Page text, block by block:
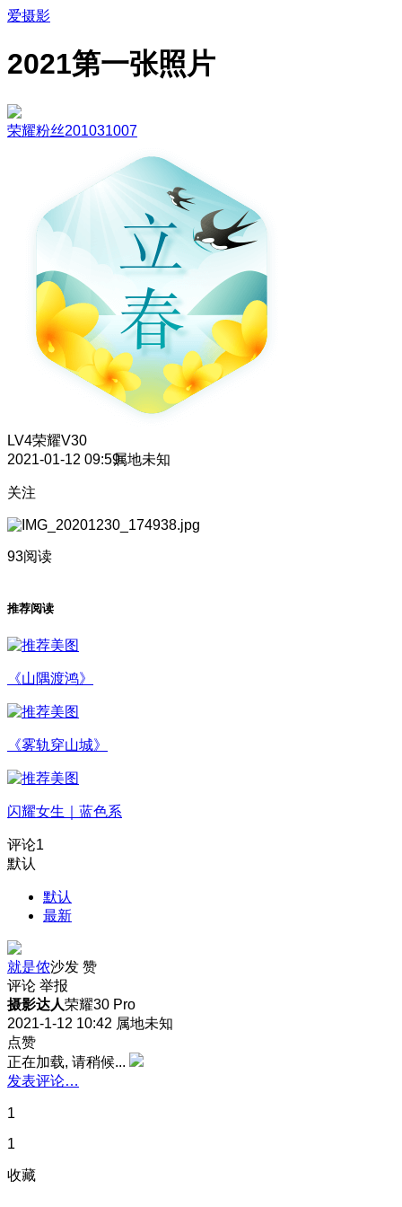
爱摄影
2021第一张照片
荣耀粉丝201031007
LV4荣耀V30
2021-01-12 09:59属地未知
关注
93阅读
推荐阅读
《山隅渡鸿》
《雾轨穿山城》
闪耀女生｜蓝色系
评论1
默认
默认
最新
就是侬沙发 赞
评论 举报
摄影达人荣耀30 Pro
2021-1-12 10:42 属地未知
点赞
正在加载, 请稍候...
发表评论…
1
1
收藏